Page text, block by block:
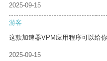
2025-09-15
游客
这款加速器VPM应用程序可以给
2025-09-15